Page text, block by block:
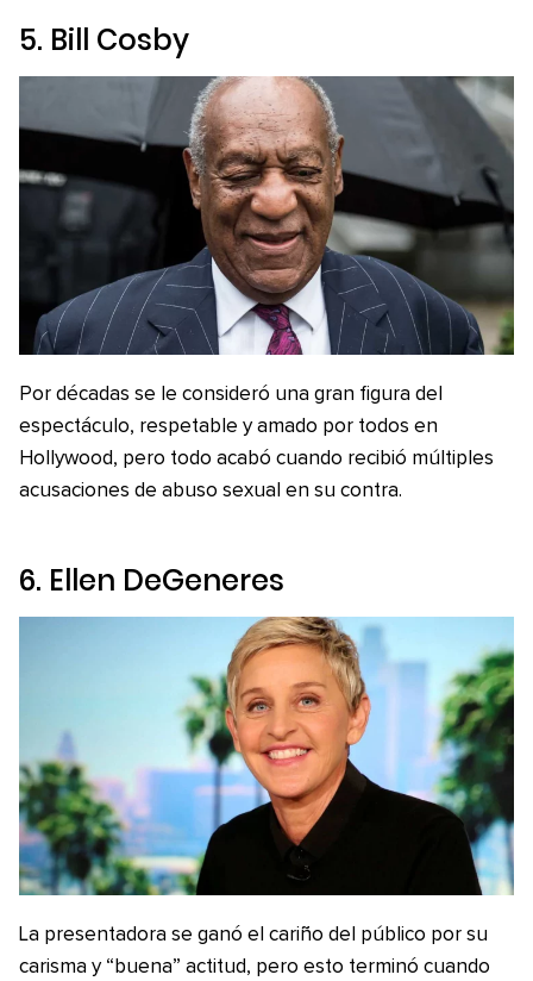
5. Bill Cosby
Por décadas se le consideró una gran figura del
espectáculo, respetable y amado por todos en
Hollywood, pero todo acabó cuando recibió múltiples
acusaciones de abuso sexual en su contra.
6. Ellen DeGeneres
La presentadora se ganó el cariño del público por su
carisma y “buena” actitud, pero esto terminó cuando